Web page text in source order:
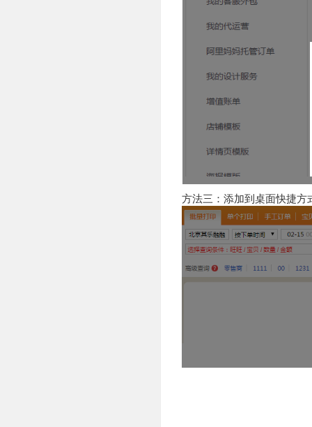
方法三：添加到桌面快捷方